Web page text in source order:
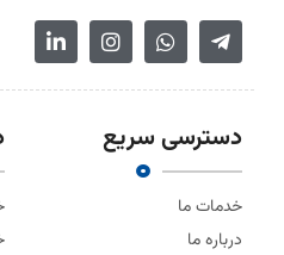
دسترسی سریع
خدمات ما
درباره ما